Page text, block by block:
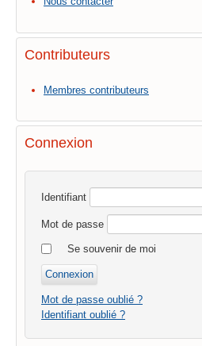
Contributeurs
Membres contributeurs
Connexion
Identifiant
Mot de passe
Se souvenir de moi
Mot de passe oublié ?
Identifiant oublié ?